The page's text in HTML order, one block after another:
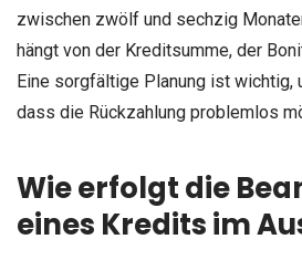
zwischen zwölf und sechzig
hängt von der Kreditsumme, der
Eine sorgfältige Planung ist wichtig,
dass die Rückzahlung problemlos
Wie erfolgt die
eines Kredits im